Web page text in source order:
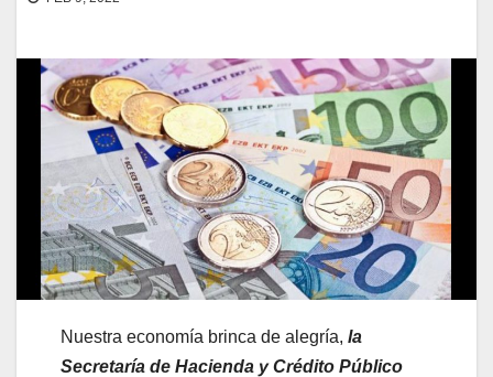
Nuestra economía brinca de alegría, la
Secretaría de Hacienda y Crédito Público